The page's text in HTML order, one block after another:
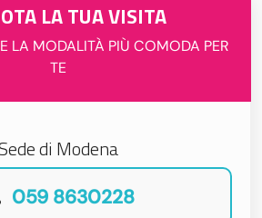
LA TUA VISITA
LA MODALITÀ PIÙ COMODA PER
TE
di Modena
059 8630228